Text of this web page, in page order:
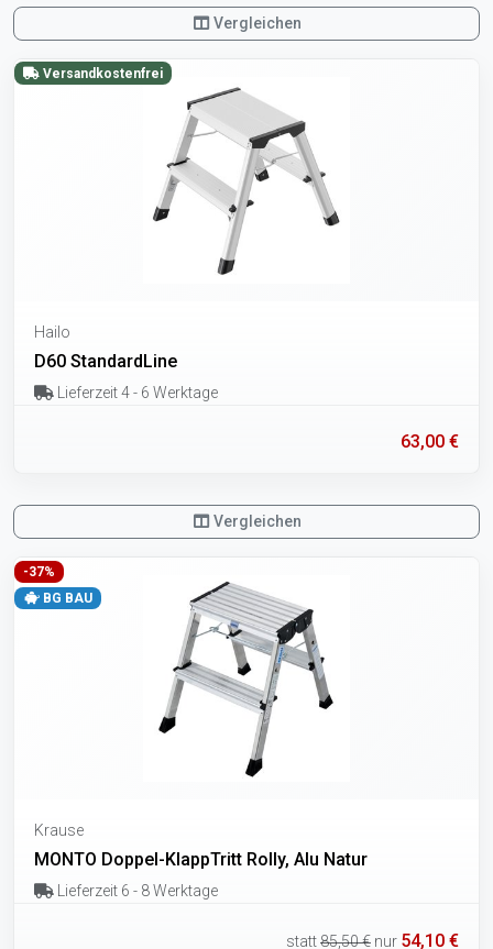
Vergleichen
Versandkostenfrei
Hailo
D60 StandardLine
Lieferzeit 4 - 6 Werktage
63,00 €
Vergleichen
-37%
BG BAU
Krause
MONTO Doppel-KlappTritt Rolly, Alu Natur
Lieferzeit 6 - 8 Werktage
statt85,50 € nur 54,10 €